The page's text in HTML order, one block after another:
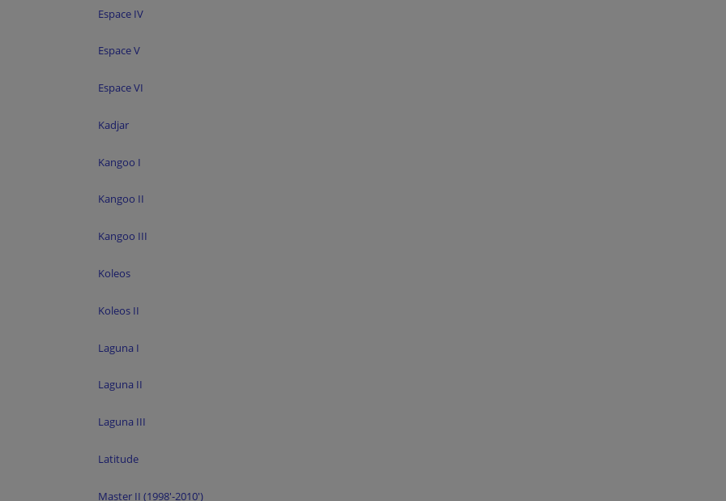
Espace IV
Espace V
Espace VI
Kadjar
Kangoo I
Kangoo II
Kangoo III
Koleos
Koleos II
Laguna I
Laguna II
Laguna III
Latitude
Master II (1998'-2010')